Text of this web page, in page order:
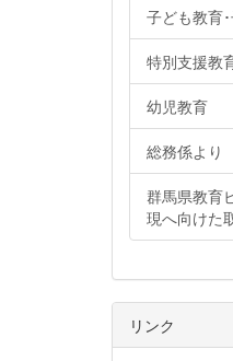
子ども教育
特別支援教
幼児教育
総務係より
群馬県教育
現へ向けた
リンク